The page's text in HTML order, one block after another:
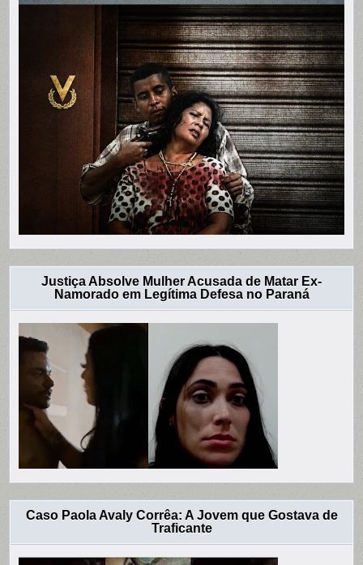
Justiça Absolve Mulher Acusada de Matar Ex-
Namorado em Legítima Defesa no Paraná
Caso Paola Avaly Corrêa: A Jovem que Gostava de
Traficante